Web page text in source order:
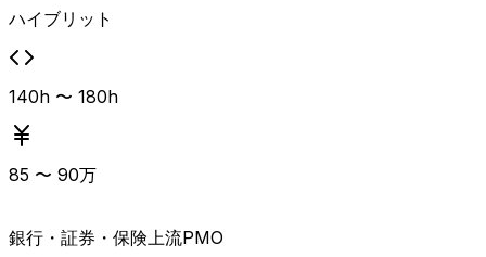
ハイブリット
140h 〜 180h
85 〜 90万
銀行・証券・保険 上流PMO